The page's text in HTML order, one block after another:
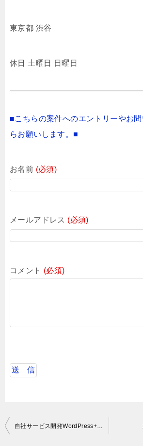
東京都 渋谷
休日 土曜日 日曜日
■こちらの案件へのエントリーやお
らお願いします。■
お名前 (必須)
メールアドレス (必須)
コメント (必須)
投
自社サービス開発WordPress+PHP